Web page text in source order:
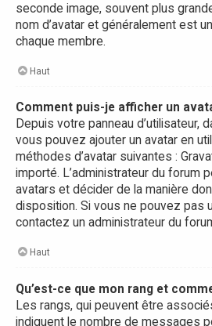
seconde image, souvent plus
nom d’avatar et généralement est
chaque membre.
Haut
Comment puis-je afficher un
Depuis votre panneau d’utilisateur,
vous pouvez ajouter un avatar en
méthodes d’avatar suivantes :
importé. L’administrateur du forum
avatars et décider de la manière
disposition. Si vous ne pouvez pas
contactez un administrateur du
Haut
Qu’est-ce que mon rang et
Les rangs, qui peuvent être
indiquent le nombre de messages